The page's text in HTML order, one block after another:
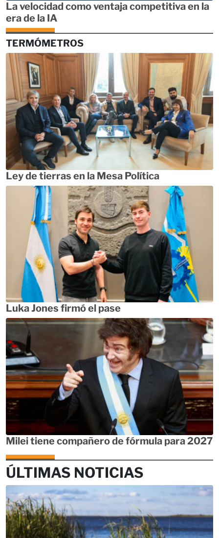
La velocidad como ventaja competitiva en la
era de la IA
TERMÓMETROS
Ley de tierras en la Mesa Política
Luka Jones firmó el pase
Milei tiene compañero de fórmula para 2027
ÚLTIMAS NOTICIAS